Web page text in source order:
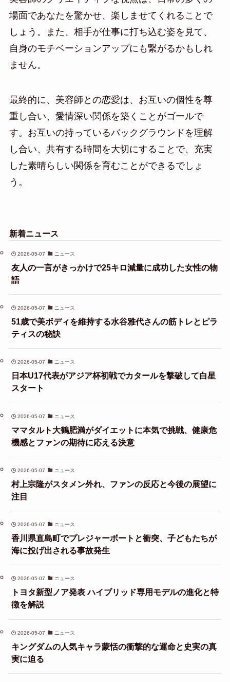
場面であなたを驚かせ、楽しませてくれることで
しょう。また、相手が仕事に打ち込む姿を見て、
自身のモチベーションアップにも繋がるかもしれ
ません。
最終的に、美容師との恋愛は、お互いの個性を尊
重し合い、愛情深い関係を築くことがゴールで
す。お互いの持っているバックグラウンドを理解
し合い、共有する時間を大切にすることで、充実
した素晴らしい関係を育むことができるでしょ
う。
新着ニュース
2026-05-07 ニュース
友人の一言がきっかけで25キロ減量に成功した女性の物
語
2026-05-07 ニュース
51歳で美ボディを維持する水谷雅代さんの筋トレとピラ
ティスの秘訣
2026-05-07 ニュース
日本U17代表がアジア杯初戦でカタールを撃破して白星
スタート
2026-05-07 ニュース
ママタルト大鶴肥満がダイエットに本気で挑戦、健康危
機感とファンの期待に応える決意
2026-05-07 ニュース
村上宗隆がスタメン外れ、ファンの反応と今後の展望に
注目
2026-05-07 ニュース
香川県直島町でプレジャーボートと衝突、子どもたちが
海に投げ出される事故発生
2026-05-07 ニュース
トヨタ新型ノア発表 ハイブリッド専用モデルの進化と特
徴を解説
2026-05-07 ニュース
キングダムの人気キャラ蒙恬の衝撃的な運命と史実の真
実に迫る